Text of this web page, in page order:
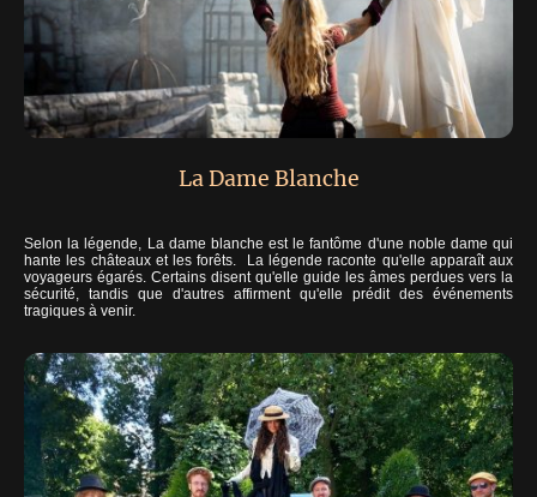
La Dame Blanche
Selon la légende, La dame blanche est le fantôme d'une noble dame qui
hante les châteaux et les forêts. La légende raconte qu'elle apparaît aux
voyageurs égarés. Certains disent qu'elle guide les âmes perdues vers la
sécurité, tandis que d'autres affirment qu'elle prédit des événements
tragiques à venir.